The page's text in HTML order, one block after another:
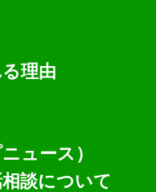
理由
ュース）
談について